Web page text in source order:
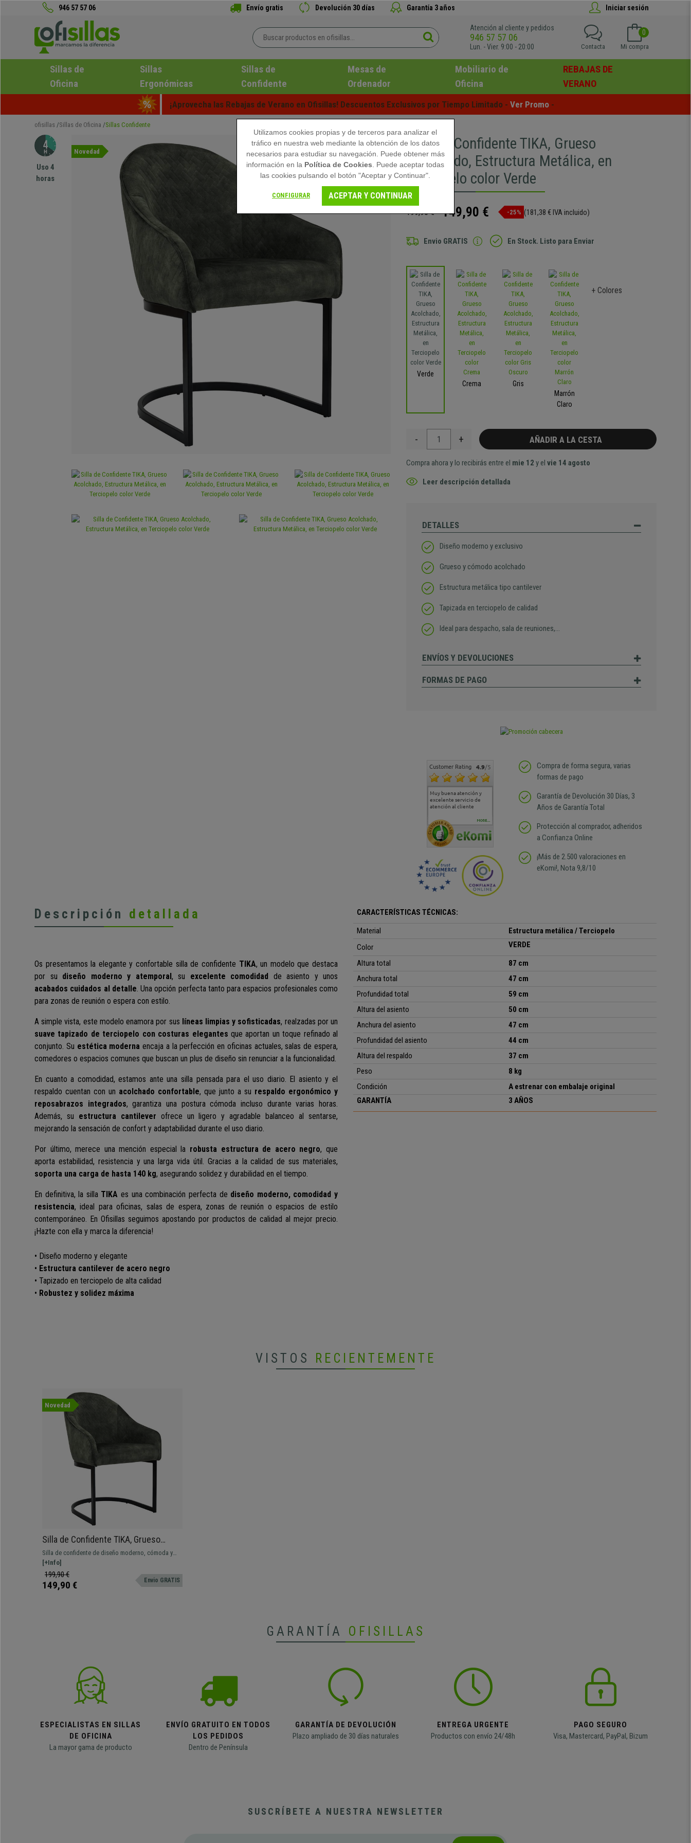
946 57 57 06 Envío gratis Devolución 30 días Garantía 3 años Iniciar sesión
Atención al cliente y pedidos
946 57 57 06
Lun. - Vier. 9:00 - 20:00
0
Mi compra
Contacta
Sillas de
Oficina
Sillas
Ergonómicas
Sillas de
Confidente
Mesas de
Ordenador
Mobiliario de
Oficina
REBAJAS DE
VERANO
¡Aprovecha las Rebajas de Verano en Ofisillas! Descuentos Exclusivos por Tiempo Limitado - Ver Promo -
ofisillas Sillas de Oficina Sillas Confidente
Uso 4
horas
Novedad
Silla de Confidente TIKA, Grueso
Acolchado, Estructura Metálica, en
Terciopelo color Verde
199,90 € 149,90 € -25% (181,38 € IVA incluido)
Envio GRATIS En Stock. Listo para Enviar
Verde
Crema
Gris
Marrón
Claro
+ Colores
- + AÑADIR A LA CESTA
Compra ahora y lo recibirás entre el mie 12 y elvie 14 agosto
Leer descripción detallada
DETALLES
Diseño moderno y exclusivo
Grueso y cómodo acolchado
Estructura metálica tipo cantilever
Tapizada en terciopelo de calidad
Ideal para despacho, sala de reuniones,…
ENVÍOS Y DEVOLUCIONES
FORMAS DE PAGO
Customer Rating 4.9/5
Muy buena atención y
excelente servicio de
atención al cliente
Muy buena atención de
cara al asesoramiento
comercial y el envío ha
Si estoy contento
Excelente relacion
calidad precio Plazo de
MORE...
Compra de forma segura, varias
formas de pago
Garantía de Devolución 30 Días, 3
Años de Garantía Total
Protección al comprador, adheridos
a Confianza Online
¡Más de 2.500 valoraciones en
eKomi!, Nota 9,8/10
Descripción detallada
Os presentamos la elegante y confortable silla de confidente TIKA, un modelo que destaca
por su diseño moderno y atemporal , su excelente comodidad
de asiento y unos
acabados cuidados al detalle. Una opción perfecta tanto para espacios profesionales como
para zonas de reunión o espera con estilo.
A simple vista, este modelo enamora por sus líneas limpias y sofisticadas, realzadas por un
suave tapizado de terciopelo con costuras elegantes que aportan un toque refinado al
conjunto. Su estética moderna encaja a la perfección en oficinas actuales, salas de espera,
comedores o espacios comunes que buscan un plus de diseño sin renunciar a la funcionalidad.
En cuanto a comodidad, estamos ante una silla pensada para el uso diario. El asiento y el
respaldo cuentan con un acolchado confortable, que junto a su respaldo ergonómico y
reposabrazos integrados, garantiza una postura cómoda incluso durante varias horas.
Además, su estructura cantilever ofrece un ligero y agradable balanceo al sentarse,
mejorando la sensación de confort y adaptabilidad durante el uso diario.
Por último, merece una mención especial la robusta estructura de acero negro, que
aporta estabilidad, resistencia y una larga vida útil. Gracias a la calidad de sus materiales,
soporta una carga de hasta 140 kg, asegurando solidez y durabilidad en el tiempo.
En definitiva, la silla TIKA es una combinación perfecta de diseño moderno, comodidad y
resistencia, ideal para oficinas, salas de espera, zonas de reunión o espacios de estilo
contemporáneo. En Ofisillas seguimos apostando por productos de calidad al mejor precio.
¡Hazte con ella y marca la diferencia!
• Diseño moderno y elegante
• Estructura cantilever de acero negro
• Tapizado en terciopelo de alta calidad
• Robustez y solidez máxima
CARACTERÍSTICAS TÉCNICAS:
Material
Estructura metálica / Terciopelo
Color
VERDE
Altura total
87 cm
Anchura total
47 cm
Profundidad total
59 cm
Altura del asiento
50 cm
Anchura del asiento
47 cm
Profundidad del asiento
44 cm
Altura del respaldo
37 cm
Peso
8 kg
Condición
A estrenar con embalaje original
GARANTÍA
3 AÑOS
VISTOS RECIENTEMENTE
Novedad
Silla de Confidente TIKA, Grueso
Acolchado, Estructura Metálica, en
Terciopelo color Verde
Silla de confidente de diseño moderno, cómoda y
funcional, con estructura cantilever metálica y
tapizado en terciopelo.
[+Info]
199,90 €
149,90 € Envio GRATIS
GARANTÍA OFISILLAS
ESPECIALISTAS EN SILLAS
DE OFICINA
La mayor gama de producto
ENVÍO GRATUITO EN TODOS
LOS PEDIDOS
Dentro de Península
GARANTÍA DE DEVOLUCIÓN
Plazo ampliado de 30 días naturales
ENTREGA URGENTE
Productos con envío 24/48h
PAGO SEGURO
Visa, Mastercard, PayPal, Bizum
SUSCRÍBETE A NUESTRA NEWSLETTER
Utilizamos cookies propias y de terceros para analizar el
tráfico en nuestra web mediante la obtención de los datos
necesarios para estudiar su navegación. Puede obtener más
información en la Política de Cookies . Puede aceptar todas
las cookies pulsando el botón "Aceptar y Continuar".
CONFIGURAR ACEPTAR Y CONTINUAR